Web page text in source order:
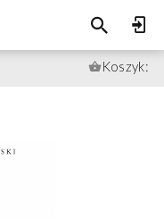
Koszyk: